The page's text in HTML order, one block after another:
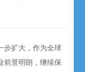
步扩大，作为全球
前景明朗，继续保